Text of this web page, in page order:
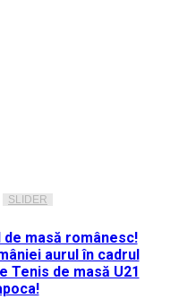
SLIDER
masă românesc!
aurul în cadrul
Tenis de masă U21